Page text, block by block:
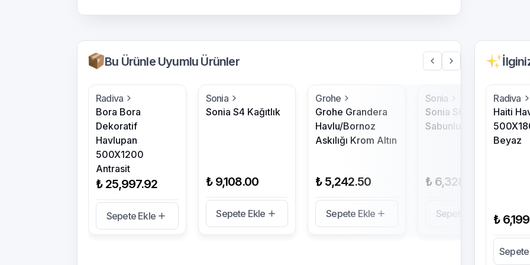
Bu Ürünle Uyumlu Ürünler
Radiva
Bora Bora
Dekoratif
Havlupan
500X1200
Antrasit
₺ 25,997.92
Sepete Ekle
Sonia
Sonia S4 Kağıtlık
₺ 9,108.00
Sepete Ekle
Grohe
Grohe Grandera
Havlu/Bornoz
Askılığı Krom Altın
₺ 5,242.50
Sepete Ekle
Sonia
Sonia S6 Siyah
Sabunluk
₺ 6,328.80
Sepete Ekle
Radiva
Haiti
Beyaz
₺